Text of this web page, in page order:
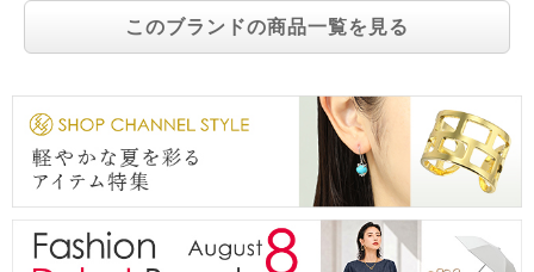
このブランドの商品一覧を見る